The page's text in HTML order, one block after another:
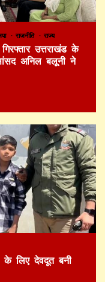
राजनीति राज्य
उत्तराखंड के
अनिल बलूनी ने
के लिए देवदूत बनी